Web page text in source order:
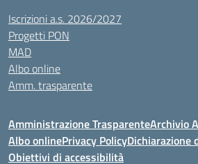
Iscrizioni a.s. 2026/2027
Progetti PON
MAD
Albo online
Amm. trasparente
Amministrazione TrasparenteArchivio
Albo onlinePrivacy PolicyDichiarazione
Obiettivi di accessibilità